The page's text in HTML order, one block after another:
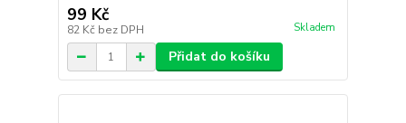
99 Kč
82 Kč bez DPH Skladem
Přidat do košíku